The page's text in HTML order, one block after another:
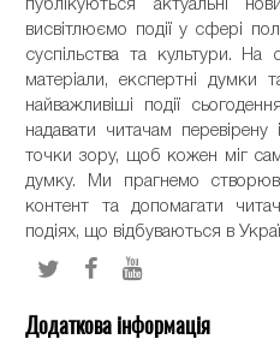
публікуються актуальні
висвітлюємо події у сфері
суспільства та культури. На
матеріали, експертні думки
найважливіші події
надавати читачам
точки зору, щоб кожен міг
думку. Ми прагнемо
контент та допомагати
подіях, що відбуваються в
Додаткова інформація